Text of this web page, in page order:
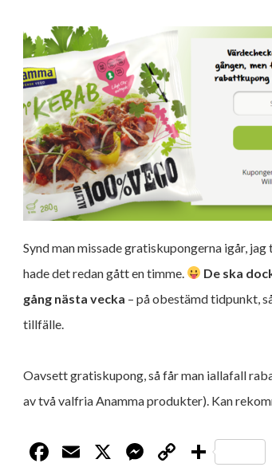
Synd man missade gratiskupongerna igår,
hade det redan gått en timme.
De ska
gång nästa vecka – på obestämd tidpunkt,
tillfälle.
Oavsett gratiskupong, så får man iallafall
av två valfria Anamma produkter). Kan
Facebook
Email
X Messenger
CopyDela